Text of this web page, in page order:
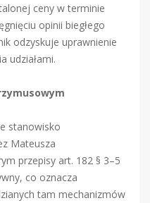
ceny w terminie
opinii biegłego
odzyskuje uprawnienie
udziałami.
stanowisko
Mateusza
przepisy art. 182 § 3–5
co oznacza
tam mechanizmów